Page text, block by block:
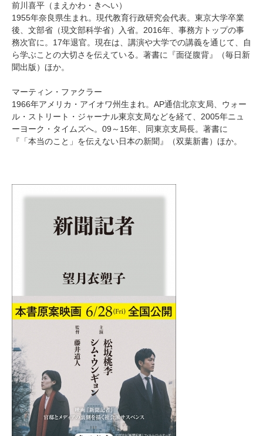
前川喜平（まえかわ・きへい）
1955年奈良県生まれ。現代教育行政研究会代表。東京大学卒業
後、文部省（現文部科学省）入省。2016年、事務方トップの事
務次官に。17年退官。現在は、講演や大学での講義を通じて、自
ら学ぶことの大切さを伝えている。著書に『面従腹背』（毎日新
聞出版）ほか。
マーティン・ファクラー
1966年アメリカ・アイオワ州生まれ。AP通信北京支局、ウォー
ル・ストリート・ジャーナル東京支局などを経て、2005年ニュ
ーヨーク・タイムズへ。09～15年、同東京支局長。著書に
『「本当のこと」を伝えない日本の新聞』（双葉新書）ほか。